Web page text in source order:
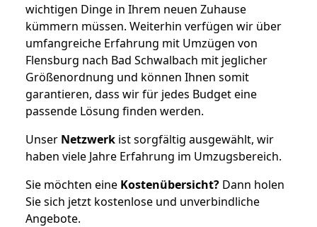
wichtigen Dinge in Ihrem neuen Zuhause
kümmern müssen. Weiterhin verfügen wir über
umfangreiche Erfahrung mit Umzügen von
Flensburg nach Bad Schwalbach mit jeglicher
Größenordnung und können Ihnen somit
garantieren, dass wir für jedes Budget eine
passende Lösung finden werden.
Unser Netzwerk ist sorgfältig ausgewählt, wir
haben viele Jahre Erfahrung im Umzugsbereich.
Sie möchten eine Kostenübersicht? Dann holen
Sie sich jetzt kostenlose und unverbindliche
Angebote.